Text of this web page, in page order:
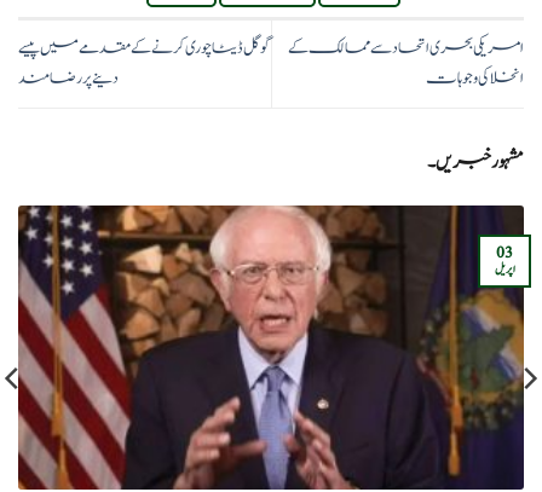
امریکی بحری اتحاد سے ممالک کے
انخلا کی وجوہات
گوگل ڈیٹا چوری کرنے کے مقدمے میں پیسے
دینے پر رضامند
مشہور خبریں۔
03
اپریل